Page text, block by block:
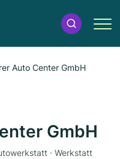
Auto Center GmbH
GmbH
· Werkstatt